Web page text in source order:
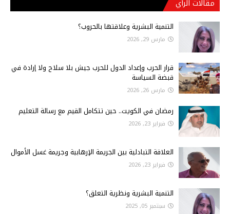
مقالات الرأي
التنمية البشرية وعلاقتها بالحروب؟
مارس 29, 2026
قرار الحرب وإعداد الدول للحرب جيش بلا سلاح ولا إرادة في
قبضة السياسة
مارس 26, 2026
رمضان في الكويت.. حين تتكامل القيم مع رسالة التعليم
فبراير 23, 2026
العلاقة التبادلية بين الجريمة الإرهابية وجريمة غسل الأموال
فبراير 23, 2026
التنمية البشرية ونظرية التعلق؟
سبتمبر 05, 2025